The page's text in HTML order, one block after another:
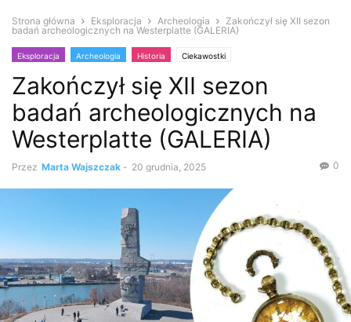
Strona główna Eksploracja Archeologia
Zakończył się XII sezon
badań archeologicznych na Westerplatte (GALERIA)
Eksploracja Archeologia Historia Ciekawostki
Informacje współczesne
Zakończył się XII sezon
badań archeologicznych na
Westerplatte (GALERIA)
Przez Marta Wajszczak - 20 grudnia, 2025 0